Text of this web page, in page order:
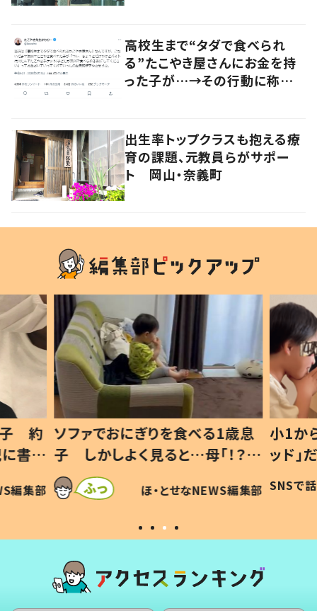
高校生まで“タダで食べられ
る”たこやき屋さんにお金を持
った子が…→その行動に称賛
出生率トップクラスも抱える療
育の課題、元教員らがサポー
ト 岡山・奈義町
歳息
？」
編集部
小1から不登校、息子は「ギフテ
ッド」だった 父が“ウチ給食”を
作り続ける理由とは #令和の親
#令和の子
SNSで話題 ほ・とせなNEWS編集部
ひ孫
が、抱
「涙
い」